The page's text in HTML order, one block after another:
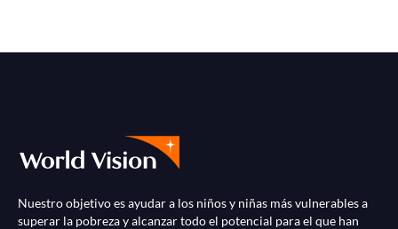
Nuestro objetivo es ayudar a los niños y niñas más vulnerables a
superar la pobreza y alcanzar todo el potencial para el que han